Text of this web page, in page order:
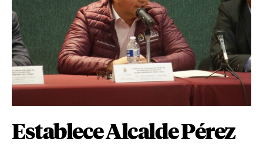
Establece Alcalde Pérez